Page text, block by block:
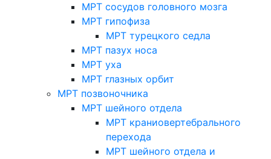
МРТ сосудов головного мозга
МРТ гипофиза
МРТ турецкого седла
МРТ пазух носа
МРТ уха
МРТ глазных орбит
МРТ позвоночника
МРТ шейного отдела
МРТ краниовертебрального
перехода
МРТ шейного отдела и